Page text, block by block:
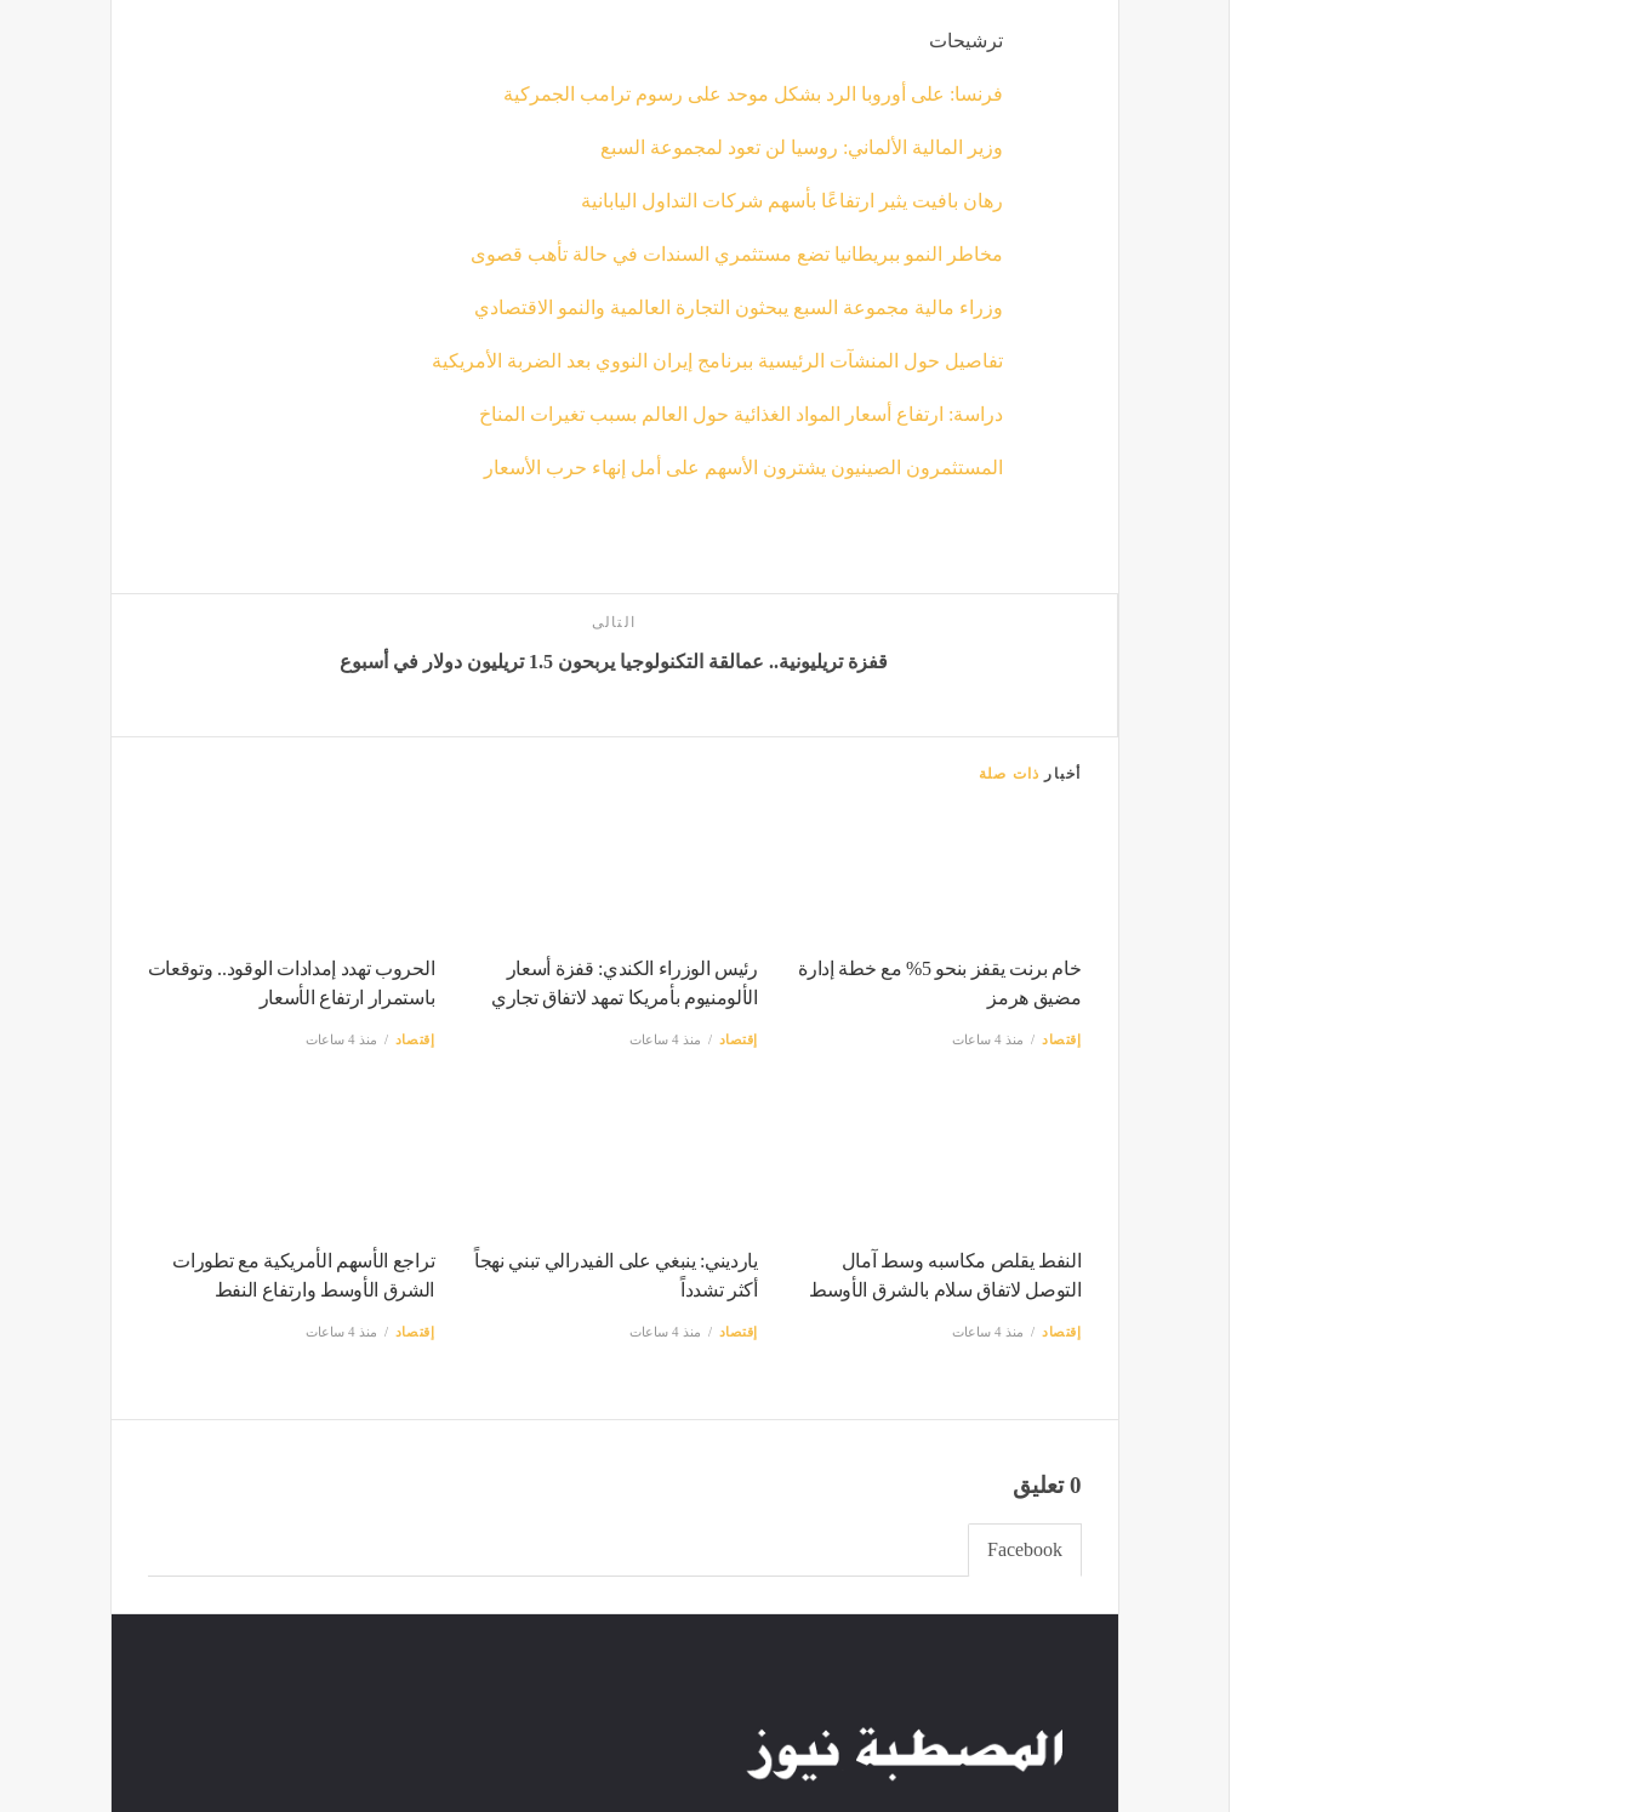
ترشيحات
فرنسا: على أوروبا الرد بشكل موحد على رسوم ترامب الجمركية
وزير المالية الألماني: روسيا لن تعود لمجموعة السبع
رهان بافيت يثير ارتفاعًا بأسهم شركات التداول اليابانية
مخاطر النمو ببريطانيا تضع مستثمري السندات في حالة تأهب قصوى
وزراء مالية مجموعة السبع يبحثون التجارة العالمية والنمو الاقتصادي
تفاصيل حول المنشآت الرئيسية ببرنامج إيران النووي بعد الضربة الأمريكية
دراسة: ارتفاع أسعار المواد الغذائية حول العالم بسبب تغيرات المناخ
المستثمرون الصينيون يشترون الأسهم على أمل إنهاء حرب الأسعار
التالى
قفزة تريليونية.. عمالقة التكنولوجيا يربحون 1.5 تريليون دولار في أسبوع
أخبار ذات صلة
خام برنت يقفز بنحو 5% مع خطة إدارة
مضيق هرمز
إقتصاد منذ 4 ساعات
رئيس الوزراء الكندي: قفزة أسعار
الألومنيوم بأمريكا تمهد لاتفاق تجاري
إقتصاد منذ 4 ساعات
الحروب تهدد إمدادات الوقود.. وتوقعات
باستمرار ارتفاع الأسعار
إقتصاد منذ 4 ساعات
النفط يقلص مكاسبه وسط آمال
التوصل لاتفاق سلام بالشرق الأوسط
إقتصاد منذ 4 ساعات
يارديني: ينبغي على الفيدرالي تبني نهجاً
أكثر تشدداً
إقتصاد منذ 4 ساعات
تراجع الأسهم الأمريكية مع تطورات
الشرق الأوسط وارتفاع النفط
إقتصاد منذ 4 ساعات
0 تعليق
Facebook